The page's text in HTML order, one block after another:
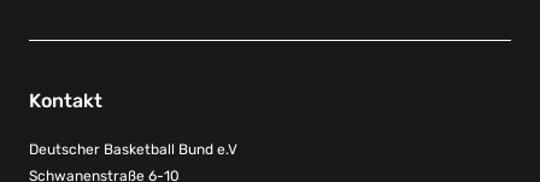
Kontakt
Deutscher Basketball Bund e.V
Schwanenstraße 6-10